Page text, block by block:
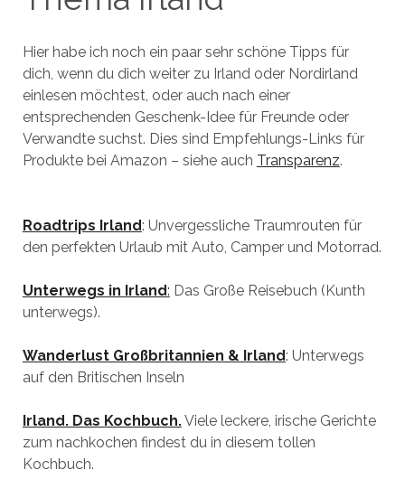
Hier habe ich noch ein paar sehr schöne Tipps für
dich, wenn du dich weiter zu Irland oder Nordirland
einlesen möchtest, oder auch nach einer
entsprechenden Geschenk-Idee für Freunde oder
Verwandte suchst. Dies sind Empfehlungs-Links für
Produkte bei Amazon – siehe auch Transparenz.
Roadtrips Irland: Unvergessliche Traumrouten für
den perfekten Urlaub mit Auto, Camper und Motorrad.
Unterwegs in Irland: Das Große Reisebuch (Kunth
unterwegs).
Wanderlust Großbritannien & Irland: Unterwegs
auf den Britischen Inseln
Irland. Das Kochbuch.Viele leckere, irische Gerichte
zum nachkochen findest du in diesem tollen
Kochbuch.